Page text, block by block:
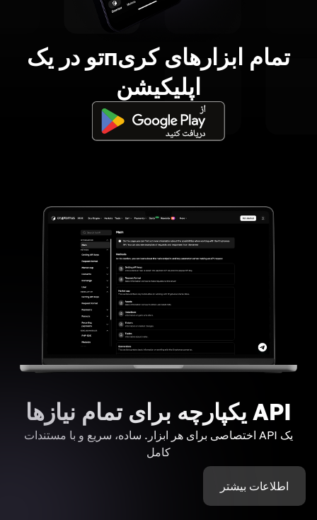
تمام ابزارهای کریпتو در یک
اپلیکیشن
API یکپارچه برای تمام نیازها
یک API اختصاصی برای هر ابزار. ساده، سریع و با مستندات
کامل
اطلاعات بیشتر